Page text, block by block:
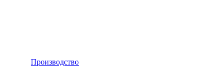
Производство